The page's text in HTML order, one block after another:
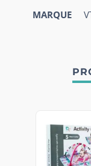
MARQUE